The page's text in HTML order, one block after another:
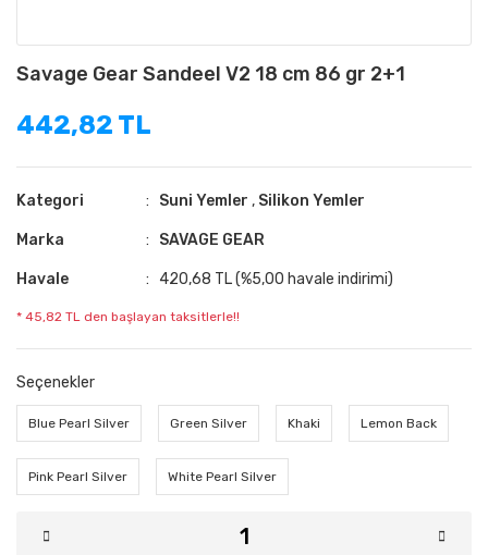
Savage Gear Sandeel V2 18 cm 86 gr 2+1
442,82 TL
Kategori Suni Yemler , Silikon Yemler
Marka SAVAGE GEAR
Havale 420,68 TL (%5,00 havale indirimi)
* 45,82 TL den başlayan taksitlerle!!
Seçenekler
Blue Pearl Silver Green Silver Khaki Lemon Back
Pink Pearl Silver White Pearl Silver